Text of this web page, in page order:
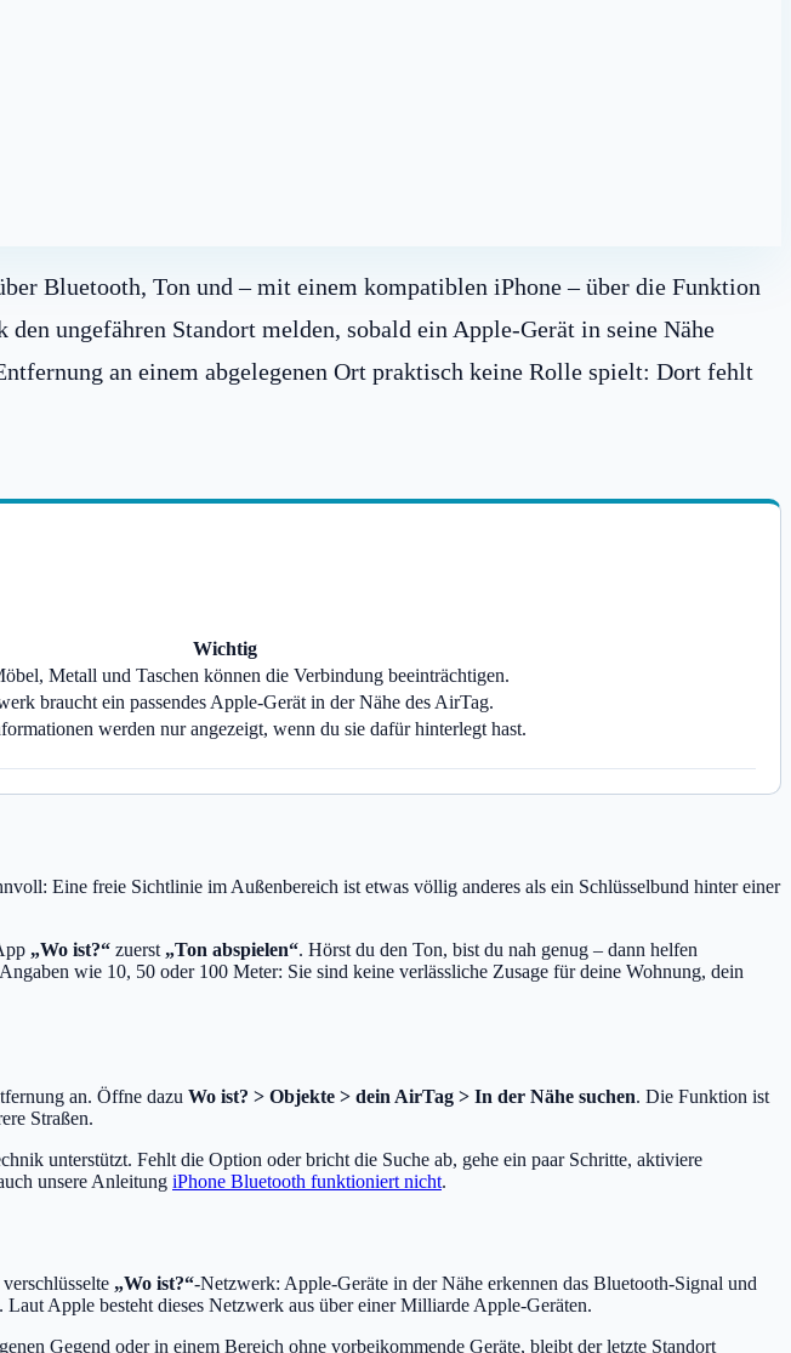
Bluetooth, Ton und – mit einem kompatiblen iPhone – über die Funktion
ungefähren Standort melden, sobald ein Apple-Gerät in seine Nähe
an einem abgelegenen Ort praktisch keine Rolle spielt: Dort fehlt
Wichtig
Metall und Taschen können die Verbindung beeinträchtigen.
braucht ein passendes Apple-Gerät in der Nähe des AirTag.
werden nur angezeigt, wenn du sie dafür hinterlegt hast.
Eine freie Sichtlinie im Außenbereich ist etwas völlig anderes als ein Schlüsselbund hinter einer
„Wo ist?“ zuerst „Ton abspielen“. Hörst du den Ton, bist du nah genug – dann helfen
wie 10, 50 oder 100 Meter: Sie sind keine verlässliche Zusage für deine Wohnung, dein
an. Öffne dazu Wo ist? > Objekte > dein AirTag > In der Nähe suchen. Die Funktion ist
Straßen.
unterstützt. Fehlt die Option oder bricht die Suche ab, gehe ein paar Schritte, aktiviere
unsere Anleitung iPhone Bluetooth funktioniert nicht.
„Wo ist?“-Netzwerk: Apple-Geräte in der Nähe erkennen das Bluetooth-Signal und
Apple besteht dieses Netzwerk aus über einer Milliarde Apple-Geräten.
Gegend oder in einem Bereich ohne vorbeikommende Geräte, bleibt der letzte Standort